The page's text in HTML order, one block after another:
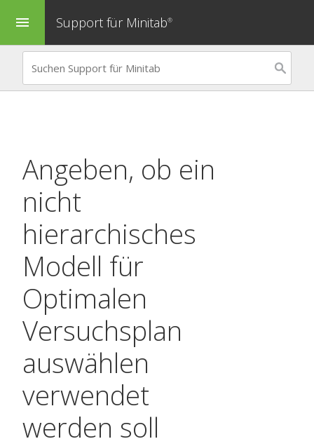
menu Support für Minitab®
Angeben, ob ein
nicht
hierarchisches
Modell für
Optimalen
Versuchsplan
auswählen
verwendet
werden soll